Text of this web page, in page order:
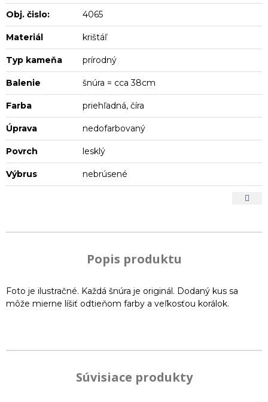
Obj. čislo: 4065
Materiál krištáľ
Typ kameňa prírodný
Balenie šnúra = cca 38cm
Farba priehľadná, číra
Úprava nedofarbovaný
Povrch lesklý
Výbrus nebrúsené
Popis produktu
Foto je ilustračné. Každá šnúra je originál. Dodaný kus sa
môže mierne líšiť odtieňom farby a veľkosťou korálok.
Súvisiace produkty